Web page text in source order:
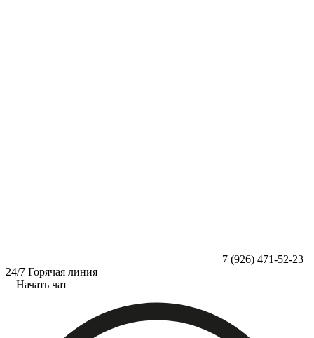
+7 (926) 471-52-23
24/7 Горячая линия
Начать чат